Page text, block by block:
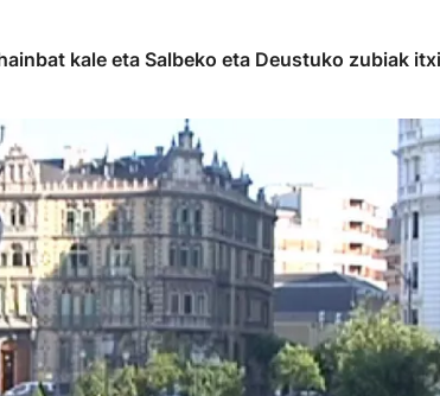
kale eta Salbeko eta Deustuko zubiak